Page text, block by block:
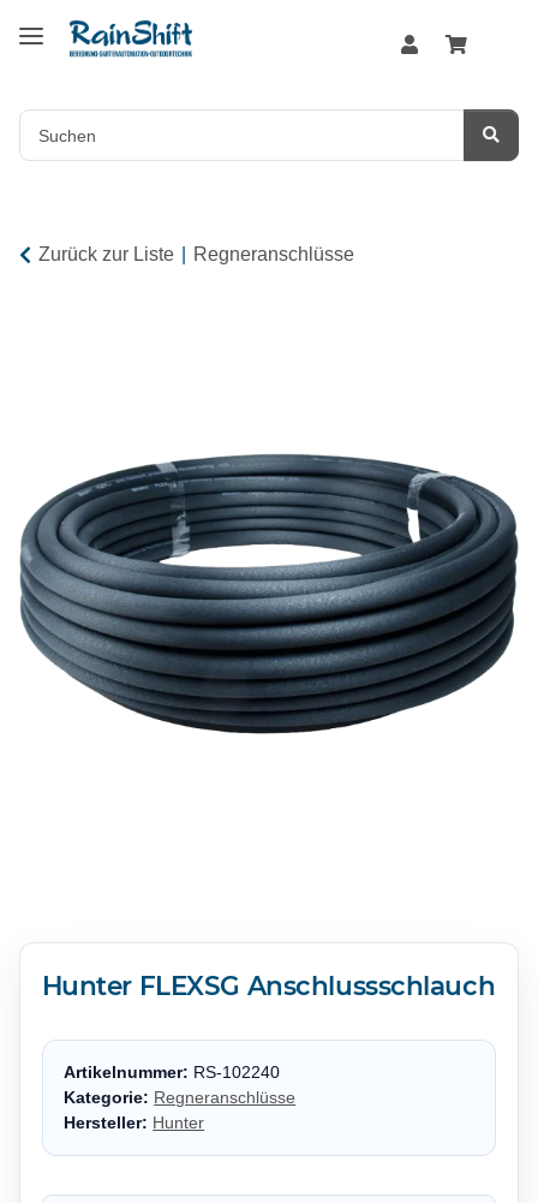
Zurück zur Liste Regneranschlüsse
Hunter FLEXSG Anschlussschlauch
Artikelnummer: RS-102240
Kategorie: Regneranschlüsse
Hersteller: Hunter